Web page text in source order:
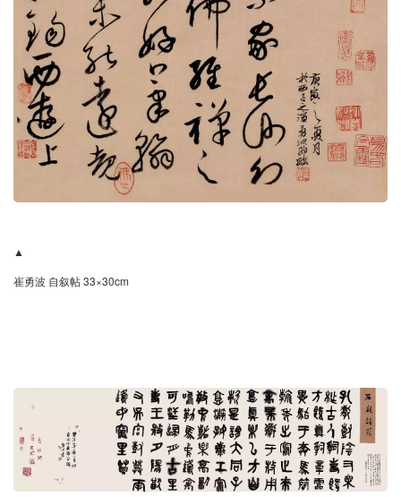
▲
崔勇波 自叙帖 33×30cm